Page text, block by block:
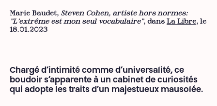
Marie Baudet, Steven Cohen, artiste hors normes:
"L’extrême est mon seul vocabulaire", dans La Libre, le
18.01.2023
Chargé d’intimité comme d’universalité, ce
boudoir s’apparente à un cabinet de curiosités
qui adopte les traits d’un majestueux mausolée.